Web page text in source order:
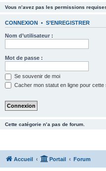
Vous n’avez pas les permissions
CONNEXION • S’ENREGISTRER
Nom d’utilisateur :
Mot de passe :
Se souvenir de moi
Cacher mon statut en ligne pour cette
Cette catégorie n’a pas de forum.
Accueil Portail Forum